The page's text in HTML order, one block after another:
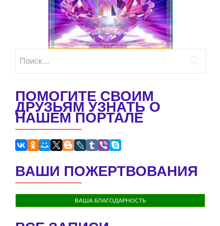
ПОМОГИТЕ СВОИМ
ДРУЗЬЯМ УЗНАТЬ О
НАШЕМ ПОРТАЛЕ
ВАШИ ПОЖЕРТВОВАНИЯ
ВАША БЛАГОДАРНОСТЬ